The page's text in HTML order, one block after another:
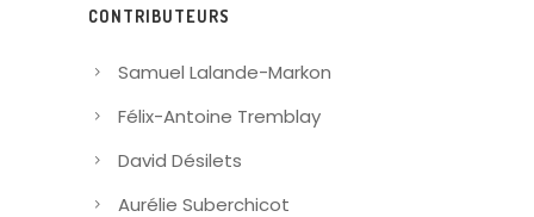
CONTRIBUTEURS
Samuel Lalande-Markon
Félix-Antoine Tremblay
David Désilets
Aurélie Suberchicot